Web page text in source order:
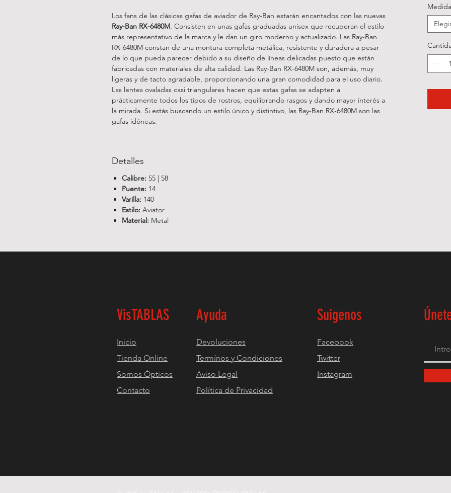
Los fans de las clásicas gafas de aviador de Ray-Ban estarán encantados con las nuevas
Ray-Ban RX-6480M. Consisten en unas gafas graduadas unisex que recuperan el estilo
más representativo de la marca y le dan un giro moderno y actualizado. Las Ray-Ban
RX-6480M constan de una montura completa metálica, resistente y duradera a pesar
de lo que pueda parecer debido a su diseño de líneas delicadas puesto que están
fabricadas con materiales de alta calidad. Las Ray-Ban RX-6480M son, además, muy
ligeras y de tacto agradable, proporcionando una gran comodidad para el uso diario.
Las lentes ovaladas casi triangulares hacen que estas gafas se adapten a
prácticamente todos los tipos de rostros, equilibrando rasgos y dando mayor interés a
la mirada. Si estás buscando un estilo único y distintivo, las Ray-Ban RX-6480M son las
gafas idóneas.
Detalles
Calibre: 55 | 58
Puente: 14
Varilla: 140
Estilo: Aviator
Material: Metal
VisTABLAS Ayuda
Inicio
Tienda Online
Somos Ópticos
Contacto
Devoluciones
Termínos y Condiciones
Aviso Legal
Política de Privacidad
Suigenos
Facebook
Twitter
Instagram